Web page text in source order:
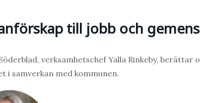
till jobb och
, verksamhetschef Yalla Rinkeby,
i samverkan med kommunen.